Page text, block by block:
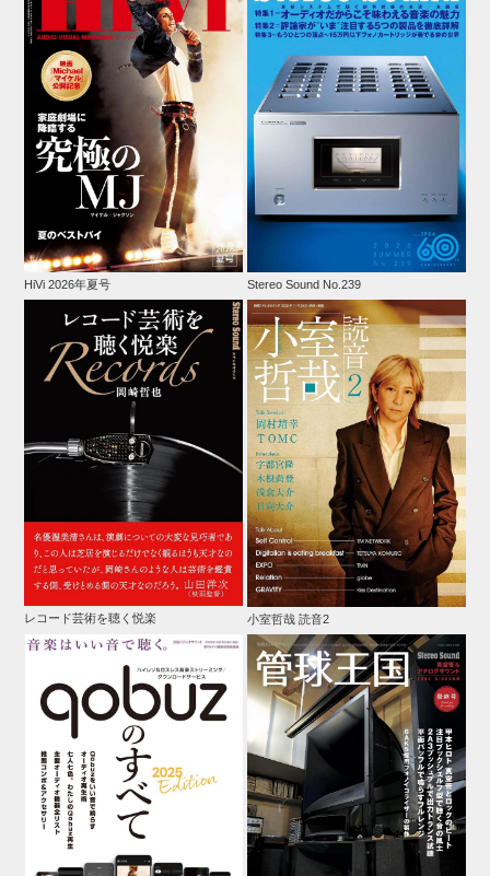
HiVi 2026年夏号 Stereo Sound No.239
レコード芸術を聴く悦楽 小室哲哉 読音2